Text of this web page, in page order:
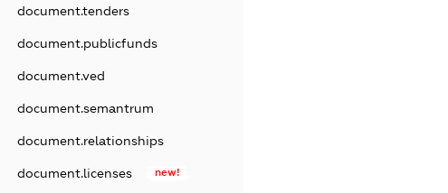
document.tenders
document.publicfunds
document.ved
document.semantrum
document.relationships
document.licenses new!